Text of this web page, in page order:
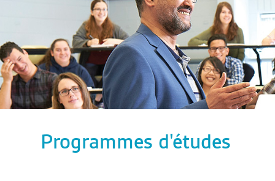
Programmes d'études